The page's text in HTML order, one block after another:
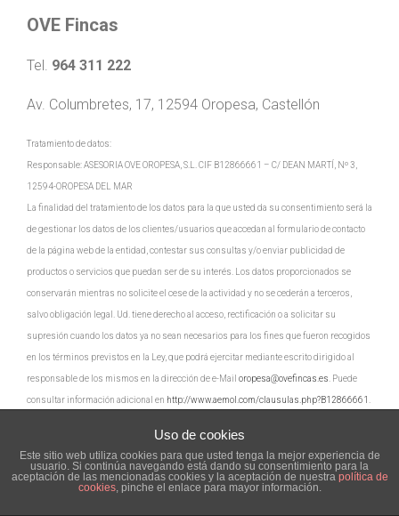
OVE Fincas
Tel. 964 311 222
Av. Columbretes, 17, 12594 Oropesa, Castellón
Tratamiento de datos:
Responsable: ASESORIA OVE OROPESA, S.L. CIF B12866661 – C/ DEAN MARTÍ, Nº 3,
12594-OROPESA DEL MAR
La finalidad del tratamiento de los datos para la que usted da su consentimiento será la
de gestionar los datos de los clientes/usuarios que accedan al formulario de contacto
de la página web de la entidad, contestar sus consultas y/o enviar publicidad de
productos o servicios que puedan ser de su interés. Los datos proporcionados se
conservarán mientras no solicite el cese de la actividad y no se cederán a terceros,
salvo obligación legal. Ud. tiene derecho al acceso, rectificación o a solicitar su
supresión cuando los datos ya no sean necesarios para los fines que fueron recogidos
en los términos previstos en la Ley, que podrá ejercitar mediante escrito dirigido al
responsable de los mismos en la dirección de e-Mail oropesa@ovefincas.es . Puede
consultar información adicional en http://www.aemol.com/clausulas.php?B12866661
Uso de cookies
Este sitio web utiliza cookies para que usted tenga la mejor experiencia de
usuario. Si continúa navegando está dando su consentimiento para la
aceptación de las mencionadas cookies y la aceptación de nuestra política de
cookies, pinche el enlace para mayor información.